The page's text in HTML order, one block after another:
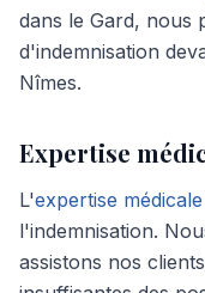
dans le Gard, nous
d'indemnisation
Nîmes.
Expertise
L'expertise médicale
l'indemnisation.
assistons nos